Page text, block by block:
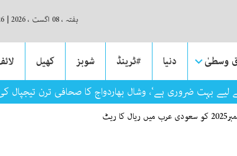
ہفتہ ، 08 اگست ، 2026 |
وسطیٰ دنیا #ٹرینڈ شوبز کھیل
لیے بہت ضروری ہے‘، وشال بھاردواج کا صحافی ترن تیجپال